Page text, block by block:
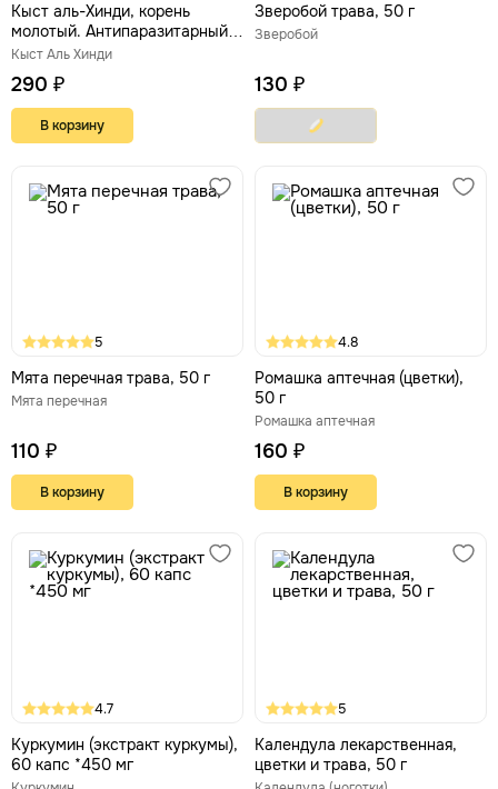
Кыст аль-Хинди, корень
молотый. Антипаразитарный,
100 г
Кыст Аль Хинди
290 ₽
В корзину
Зверобой трава, 50 г
Зверобой
130 ₽
5
Мята перечная трава, 50 г
Мята перечная
110 ₽
В корзину
4.8
Ромашка аптечная (цветки),
50 г
Ромашка аптечная
160 ₽
В корзину
4.7
Куркумин (экстракт куркумы),
60 капс *450 мг
5
Календула лекарственная,
цветки и трава, 50 г